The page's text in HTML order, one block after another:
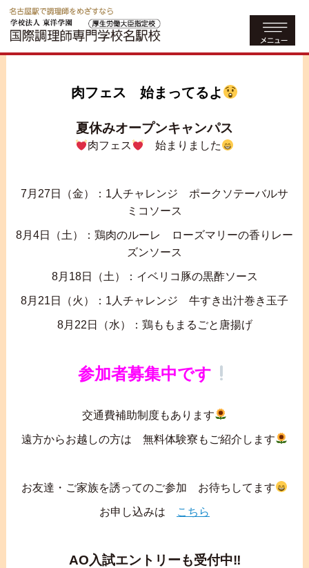
肉フェス 始まってるよ
夏休みオープンキャンパス
肉フェス 始まりました
7月27日（金）：1人チャレンジ ポークソテーバルサ
ミコソース
8月4日（土）：鶏肉のルーレ ローズマリーの香りレー
ズンソース
8月18日（土）：イベリコ豚の黒酢ソース
8月21日（火）：1人チャレンジ 牛すき出汁巻き玉子
8月22日（水）：鶏ももまるごと唐揚げ
参加者募集中です
交通費補助制度もあります
遠方からお越しの方は 無料体験寮もご紹介します
お友達・ご家族を誘ってのご参加 お待ちしてます
お申し込みは こちら
AO入試エントリーも受付中‼